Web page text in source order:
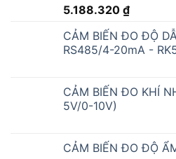
5.188.320 ₫
CẢM BIẾN ĐO ĐỘ
RS485/4-20mA -
CẢM BIẾN ĐO KHÍ
5V/0-10V)
CẢM BIẾN ĐO ĐỘ